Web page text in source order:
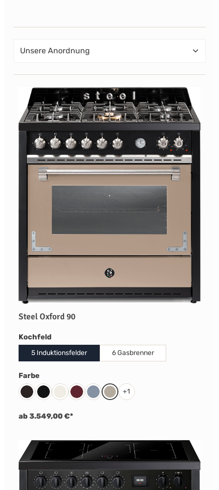
Steel Oxford 90
Kochfeldauswählen
5 Induktionsfelder 6 Gasbrenner
Farbeauswählen
BlackBlack matt
NuvolaBordeaux Rot
CelesteSabbia
+1
ab 3.549,00 €*